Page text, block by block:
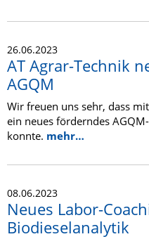
26.06.2023
AT Agrar-Technik
AGQM
Wir freuen uns sehr, dass
ein neues förderndes
konnte. mehr…
08.06.2023
Neues Labor-
Biodieselanalytik